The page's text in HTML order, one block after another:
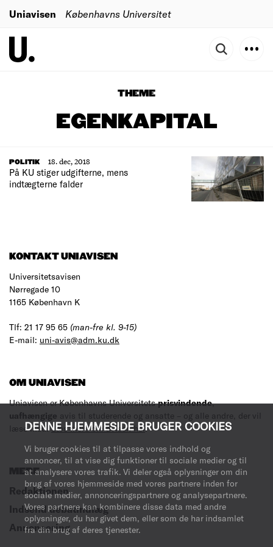
DENNE HJEMMESIDE BRUGER COOKIES
Vi bruger cookies til at tilpasse vores indhold og
annoncer, til at vise dig funktioner til sociale medier og til
at analysere vores trafik. Vi deler også oplysninger om din
brug af vores hjemmeside med vores partnere inden for
sociale medier, annonceringspartnere og analysepartnere.
Vores partnere kan kombinere disse data med andre
oplysninger, du har givet dem, eller som de har indsamlet
fra din brug af deres tjenester.
Uniavisen Københavns Universitet
THEME
EGENKAPITAL
POLITIK
18. dec, 2018
På KU stiger udgifterne, mens
indtægterne falder
KONTAKT UNIAVISEN
Universitetsavisen
Nørregade 10
1165 København K
Tlf: 21 17 95 65 (man-fre kl. 9-15)
E-mail: uni-avis@adm.ku.dk
OM UNIAVISEN
Uniavisen er Københavns Universitetsprisvindende,
uafhængige avis til studerende og ansatte – og alle andre, der vil
læse med.Læs mere om avisen her.
MERE
Redaktionen
Indsend debatindlæg
Annoncering